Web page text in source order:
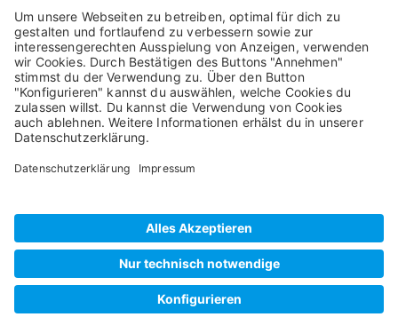
Pixum
Widerrufsbelehrung
Datenschutz
AGB/Kundeninfos
Impressum
©2026artboxONE